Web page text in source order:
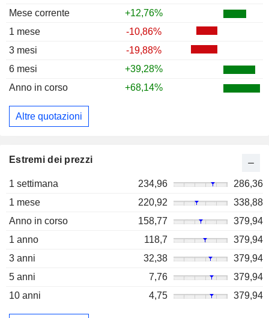
Mese corrente
+12,76%
1 mese
-10,86%
3 mesi
-19,88%
6 mesi
+39,28%
Anno in corso
+68,14%
Altre quotazioni
Estremi dei prezzi
1 settimana 234,96
286,36
1 mese
220,92
338,88
Anno in corso
158,77
379,94
1 anno
118,7
379,94
3 anni
32,38
379,94
5 anni
7,76
379,94
10 anni
4,75 379,94